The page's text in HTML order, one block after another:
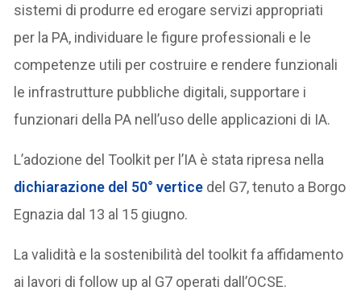
sistemi di produrre ed erogare servizi appropriati
per la PA, individuare le figure professionali e le
competenze utili per costruire e rendere funzionali
le infrastrutture pubbliche digitali, supportare i
funzionari della PA nell’uso delle applicazioni di IA.
L’adozione del Toolkit per l’IA è stata ripresa nella
dichiarazione del 50° vertice del G7, tenuto a Borgo
Egnazia dal 13 al 15 giugno.
La validità e la sostenibilità del toolkit fa affidamento
ai lavori di follow up al G7 operati dall’OCSE.